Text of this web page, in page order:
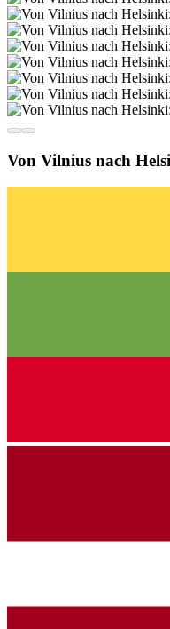
Von Vilnius nach